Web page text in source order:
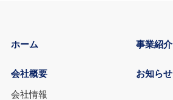
ホーム
会社概要
会社情報
事業紹介
お知らせ